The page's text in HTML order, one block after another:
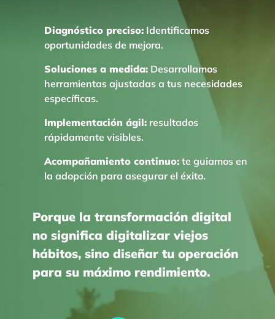
Diagnóstico preciso: Identificamos
oportunidades de mejora.
Soluciones a medida: Desarrollamos
herramientas ajustadas a tus necesidades
específicas.
Implementación ágil: resultados
rápidamente visibles.
Acompañamiento continuo: te guiamos en
la adopción para asegurar el éxito.
Porque la transformación digital
no significa digitalizar viejos
hábitos, sino diseñar tu operación
para su máximo rendimiento.